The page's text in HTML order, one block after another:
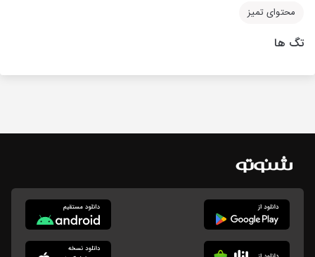
محتوای تمیز
تگ ها